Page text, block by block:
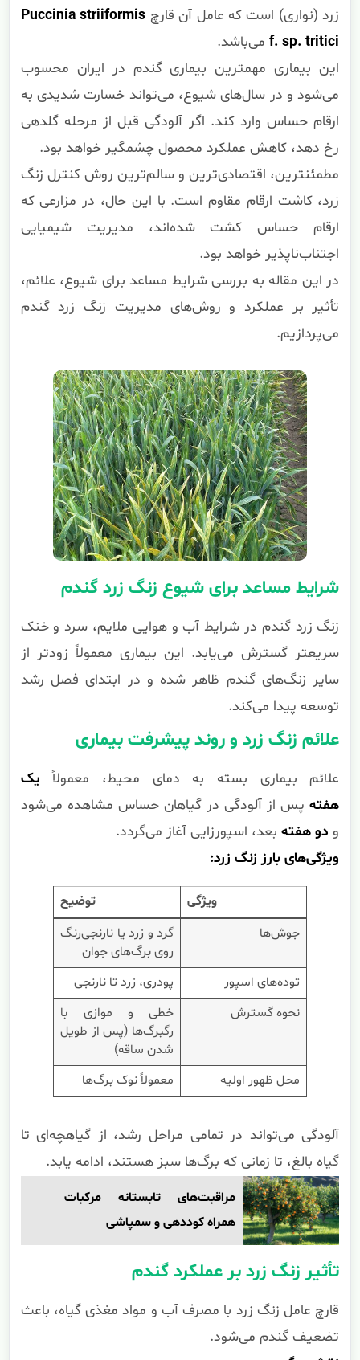
زرد (نواری) است که عامل آن قارچ Puccinia striiformis
f. sp. triticiمی‌باشد.
این بیماری مهمترین بیماری گندم در ایران محسوب
می‌شود و در سال‌های شیوع، می‌تواند خسارت شدیدی به
ارقام حساس وارد کند. اگر آلودگی قبل از مرحله گلدهی
رخ دهد، کاهش عملکرد محصول چشمگیر خواهد بود.
مطمئنترین، اقتصادی‌ترین و سالم‌ترین روش کنترل زنگ
زرد، کاشت ارقام مقاوم است. با این حال، در مزارعی که
ارقام حساس کشت شده‌اند، مدیریت شیمیایی
اجتناب‌ناپذیر خواهد بود.
در این مقاله به بررسی شرایط مساعد برای شیوع، علائم،
تأثیر بر عملکرد و روش‌های مدیریت زنگ زرد گندم
می‌پردازیم.
شرایط مساعد برای شیوع زنگ زرد گندم
زنگ زرد گندم در شرایط آب و هوایی ملایم، سرد و خنک
سریعتر گسترش می‌یابد. این بیماری معمولاً زودتر از
سایر زنگ‌های گندم ظاهر شده و در ابتدای فصل رشد
توسعه پیدا می‌کند.
علائم زنگ زرد و روند پیشرفت بیماری
علائم بیماری بسته به دمای محیط، معمولاً یک
هفتهپس از آلودگی در گیاهان حساس مشاهده می‌شود
و دو هفتهبعد، اسپورزایی آغاز می‌گردد.
ویژگی‌های بارز زنگ زرد:
ویژگی
توضیح
جوش‌ها
گرد و زرد یا نارنجی‌رنگ
روی برگ‌های جوان
توده‌های اسپور
پودری، زرد تا نارنجی
نحوه گسترش
خطی و موازی با
رگبرگ‌ها (پس از طویل
شدن ساقه)
محل ظهور اولیه
معمولاً نوک برگ‌ها
آلودگی می‌تواند در تمامی مراحل رشد، از گیاهچه‌ای تا
گیاه بالغ، تا زمانی که برگ‌ها سبز هستند، ادامه یابد.
مراقبت‌های تابستانه مرکبات
همراه کوددهی و سمپاشی
تأثیر زنگ زرد بر عملکرد گندم
قارچ عامل زنگ زرد با مصرف آب و مواد مغذی گیاه، باعث
تضعیف گندم می‌شود.